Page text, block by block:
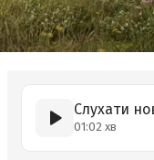
Слухати
01:02 хв